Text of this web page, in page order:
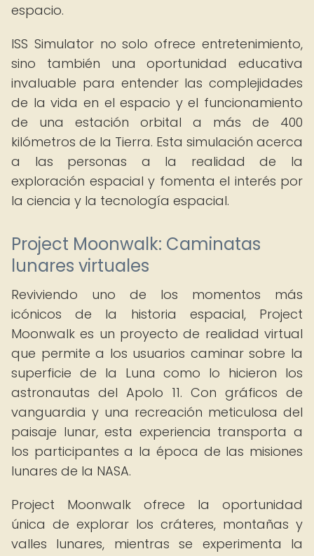
espacio.
ISS Simulator no solo ofrece entretenimiento,
sino también una oportunidad educativa
invaluable para entender las complejidades
de la vida en el espacio y el funcionamiento
de una estación orbital a más de 400
kilómetros de la Tierra. Esta simulación acerca
a las personas a la realidad de la
exploración espacial y fomenta el interés por
la ciencia y la tecnología espacial.
Project Moonwalk: Caminatas
lunares virtuales
Reviviendo uno de los momentos más
icónicos de la historia espacial, Project
Moonwalk es un proyecto de realidad virtual
que permite a los usuarios caminar sobre la
superficie de la Luna como lo hicieron los
astronautas del Apolo 11. Con gráficos de
vanguardia y una recreación meticulosa del
paisaje lunar, esta experiencia transporta a
los participantes a la época de las misiones
lunares de la NASA.
Project Moonwalk ofrece la oportunidad
única de explorar los cráteres, montañas y
valles lunares, mientras se experimenta la